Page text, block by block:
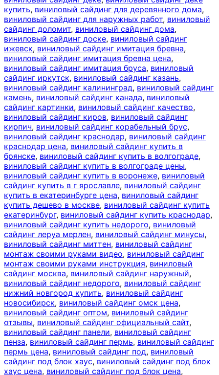
купить, виниловый сайдинг для деревянного дома,
виниловый сайдинг для наружных работ, виниловый
сайдинг доломит, виниловый сайдинг дома,
виниловый сайдинг доске, виниловый сайдинг
ижевск, виниловый сайдинг имитация бревна,
виниловый сайдинг имитация бревна цена,
виниловый сайдинг имитация бруса, виниловый
сайдинг иркутск, виниловый сайдинг казань,
виниловый сайдинг калининград, виниловый сайдинг
камень, виниловый сайдинг канада, виниловый
сайдинг картинки, виниловый сайдинг качество,
виниловый сайдинг киров, виниловый сайдинг
кирпич, виниловый сайдинг корабельный брус,
виниловый сайдинг краснодар, виниловый сайдинг
краснодар цена, виниловый сайдинг купить в
брянске, виниловый сайдинг купить в волгограде,
виниловый сайдинг купить в волгограде цены,
виниловый сайдинг купить в воронеже, виниловый
сайдинг купить в г ярославле, виниловый сайдинг
купить в екатеринбурге цена, виниловый сайдинг
купить дешево в москве, виниловый сайдинг купить
екатеринбург, виниловый сайдинг купить краснодар,
виниловый сайдинг купить недорого, виниловый
сайдинг леруа мерлен, виниловый сайдинг минусы,
виниловый сайдинг миттен, виниловый сайдинг
монтаж своими руками видео, виниловый сайдинг
монтаж своими руками инструкция, виниловый
сайдинг москва, виниловый сайдинг наружный,
виниловый сайдинг недорого, виниловый сайдинг
нижний новгород купить, виниловый сайдинг
новосибирск, виниловый сайдинг омск цена,
виниловый сайдинг оптом, виниловый сайдинг
отзывы, виниловый сайдинг официальный сайт,
виниловый сайдинг панели, виниловый сайдинг
пенза, виниловый сайдинг пермь, виниловый сайдинг
пермь цена, виниловый сайдинг под, виниловый
сайдинг под блок хаус, виниловый сайдинг под блок
хаус цена, виниловый сайдинг под блок цена,